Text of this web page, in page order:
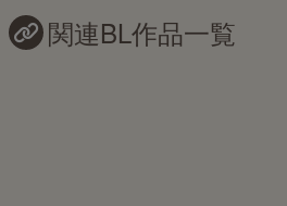
関連BL作品一覧